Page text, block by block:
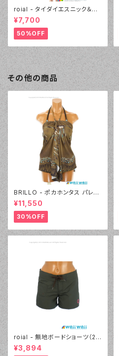
roial - タイダイエスニック＆デ
ニムプリント（24405 - 80:パー
プル）
¥7,700
50%OFF
その他の商品
BRILLO - ポカホンタス パレオ
¥11,550
30%OFF
roial - 無地ボードショーツ（22
430 - 30:ブラウン）
¥3,894